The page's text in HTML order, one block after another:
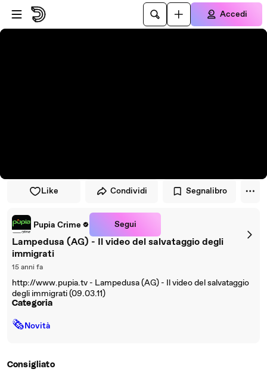
Vai al lettore
Passa al contenuto principale
Accedi
Like Condividi Segnalibro
Pupia Crime Segui
Lampedusa (AG) - Il video del salvataggio degli
immigrati
15 anni fa
http://www.pupia.tv - Lampedusa (AG) - Il video del salvataggio
degli immigrati (09.03.11)
Categoria
🗞Novità
Consigliato